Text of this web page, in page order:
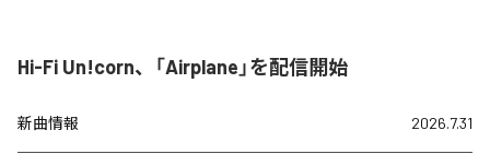
Hi-Fi Un!corn、「Airplane」を配信開始
新曲情報 2026.7.31